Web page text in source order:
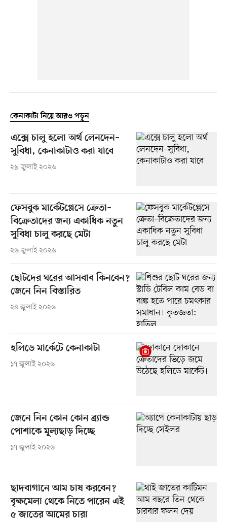
কেনাকাটা নিয়ে আরও পড়ুন
এক্সে চালু হলো অর্থ লেনদেন–
সুবিধা, কেনাকাটাও করা যাবে
২৯ জুলাই ২০২৬
ফেসবুক মার্কেটপ্লেসে ক্রেতা–
বিক্রেতাদের জন্য একাধিক নতুন
সুবিধা চালু করছে মেটা
২৬ জুলাই ২০২৬
ছোটদের ঘরের আসবাব কিনবেন?
জেনে নিন বিস্তারিত
২৪ জুলাই ২০২৬
হলিডে মার্কেটে কেনাকাটা
১৭ জুলাই ২০২৬
জেনে নিন কোন কোন ব্র্যান্ড
পোশাকে মূল্যছাড় দিচ্ছে
১৭ জুলাই ২০২৬
ছাদবাগানে আম চাষ করবেন?
বৃক্ষমেলা থেকে নিতে পারেন এই
৫ জাতের আমের চারা